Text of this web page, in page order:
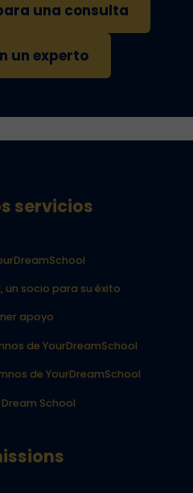
una consulta
un experto
servicios
un socio para su éxito
apoyo
de YourDreamSchool
de YourDreamSchool
Dream School